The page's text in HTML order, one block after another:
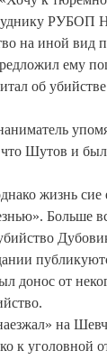
РУБОП
на иной
ему
об
Шутов и
жизнь
Больше
от
на
к уголовной